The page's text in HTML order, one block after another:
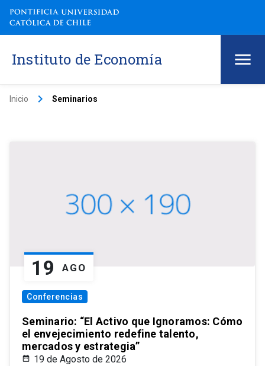
Instituto de Economía
Inicio keyboard_arrow_right Seminarios
19 AGO
Conferencias
Seminario: “El Activo que Ignoramos: Cómo
el envejecimiento redefine talento,
mercados y estrategia”
19 de Agosto de 2026